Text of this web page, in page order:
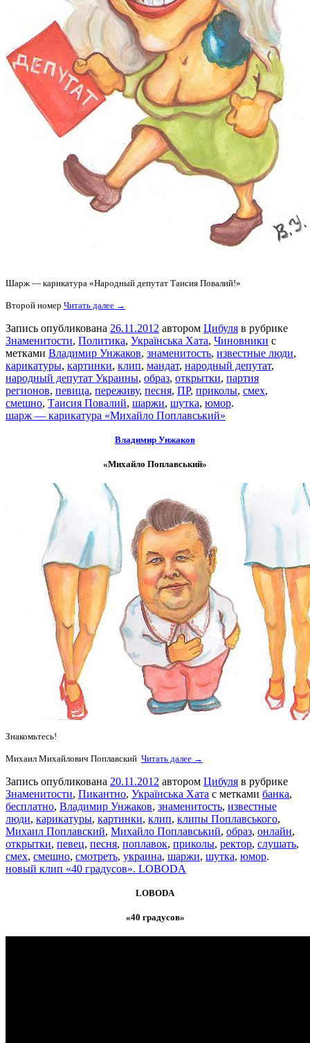
Шарж — карикатура «Народный депутат Таисия Повалий!»
Второй номер Читать далее →
Запись опубликована 26.11.2012 автором Цибуля в рубрике
Знаменитости, Политика, Українська Хата, Чиновники с
метками Владимир Унжаков, знаменитость, известные люди,
карикатуры, картинки, клип, мандат, народный депутат,
народный депутат Украины, образ, открытки, партия
регионов, певица, переживу, песня, ПР, приколы, смех,
смешно, Таисия Повалий, шаржи, шутка, юмор.
шарж — карикатура «Михайло Поплавський»
Владимир Унжаков
«Михайло Поплавський»
Знакомьтесь!
Михаил Михайлович Поплавский Читать далее →
Запись опубликована 20.11.2012 автором Цибуля в рубрике
Знаменитости, Пикантно, Українська Хата с метками банка,
бесплатно, Владимир Унжаков, знаменитость, известные
люди, карикатуры, картинки, клип, клипы Поплавського,
Михаил Поплавский, Михайло Поплавський, образ, онлайн,
открытки, певец, песня, поплавок, приколы, ректор, слушать,
смех, смешно, смотреть, украина, шаржи, шутка, юмор.
новый клип «40 градусов». LOBODA
LOBODA
«40 градусов»